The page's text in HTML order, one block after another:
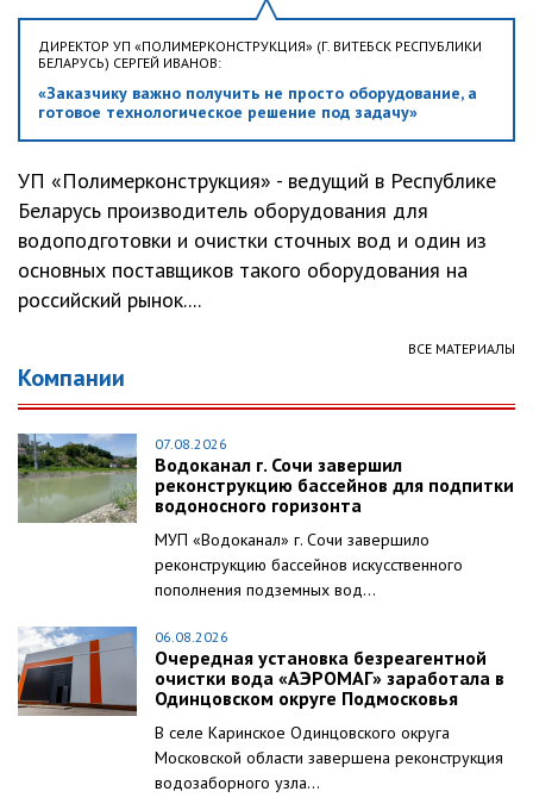
ДИРЕКТОР УП «ПОЛИМЕРКОНСТРУКЦИЯ» (Г. ВИТЕБСК РЕСПУБЛИКИ
БЕЛАРУСЬ) СЕРГЕЙ ИВАНОВ:
«Заказчику важно получить не просто оборудование, а
готовое технологическое решение под задачу»
УП «Полимерконструкция» - ведущий в Республике
Беларусь производитель оборудования для
водоподготовки и очистки сточных вод и один из
основных поставщиков такого оборудования на
российский рынок....
ВСЕ МАТЕРИАЛЫ
Компании
07.08.2026
Водоканал г. Сочи завершил
реконструкцию бассейнов для подпитки
водоносного горизонта
МУП «Водоканал» г. Сочи завершило
реконструкцию бассейнов искусственного
пополнения подземных вод...
06.08.2026
Очередная установка безреагентной
очистки вода «АЭРОМАГ» заработала в
Одинцовском округе Подмосковья
В селе Каринское Одинцовского округа
Московской области завершена реконструкция
водозаборного узла...